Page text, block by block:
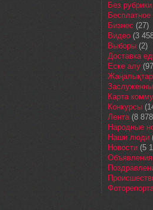
Без рубрики
Бизнес (27)
Видео (3
Выборы (2)
Доставка
Еске алу
Жаңалықтар
Карта
Конкурсы
Лента(8
Народные
Наши люди
Новости (5
Объявления